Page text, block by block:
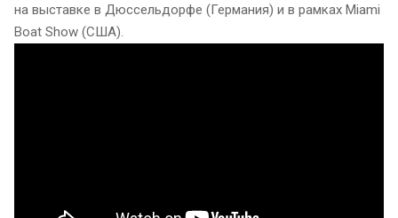
на выставке в Дюссельдорфе (Германия) и в рамках Miami
Boat Show (США).